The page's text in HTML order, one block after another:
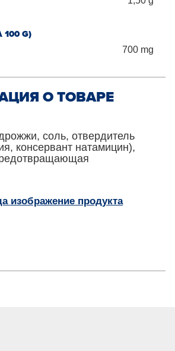
G)
700 mg
О ТОВАРЕ
соль, отвердитель
консервант натамицин),
изображение продукта